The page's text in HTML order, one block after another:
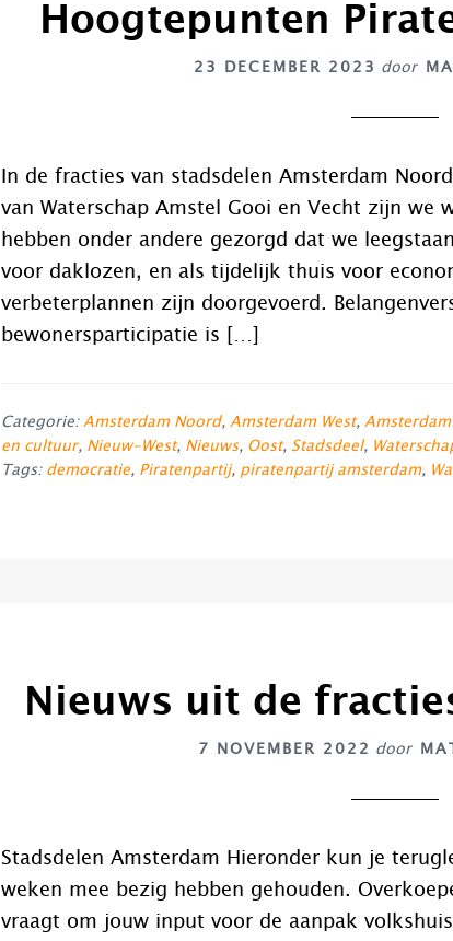
Hoogtepunten
23 DECEMBER 2023 door
In de fracties van stadsdelen Amsterdam
van Waterschap Amstel Gooi en Vecht zijn we
hebben onder andere gezorgd dat we
voor daklozen, en als tijdelijk thuis voor
verbeterplannen zijn doorgevoerd.
bewonersparticipatie is […]
Categorie: Amsterdam Noord, Amsterdam West,
en cultuur, Nieuw-West, Nieuws, Oost, Stadsdeel,
Tags: democratie, Piratenpartij, piratenpartij amsterdam,
Nieuws uit de
7 NOVEMBER 2022 door
Stadsdelen Amsterdam Hieronder kun je
weken mee bezig hebben gehouden.
vraagt om jouw input voor de aanpak